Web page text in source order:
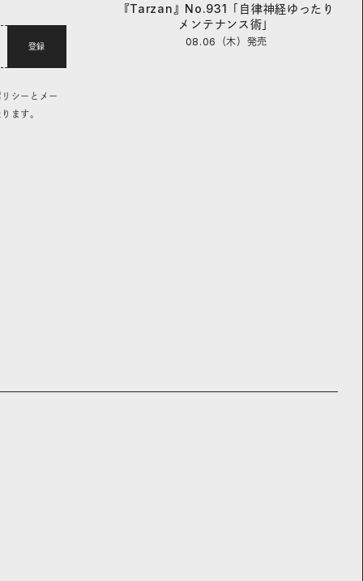
登録
シーとメー
ます。
『Tarzan』No.931「自律神経ゆったり
メンテナンス術」
08.06（木） 発売